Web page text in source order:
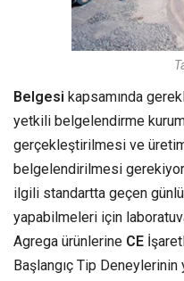
Belgesi kapsamında
yetkili belgelendirme
gerçekleştirilmesi ve
belgelendirilmesi
ilgili standartta geçen
yapabilmeleri için
Agrega ürünlerine CE
Başlangıç Tip